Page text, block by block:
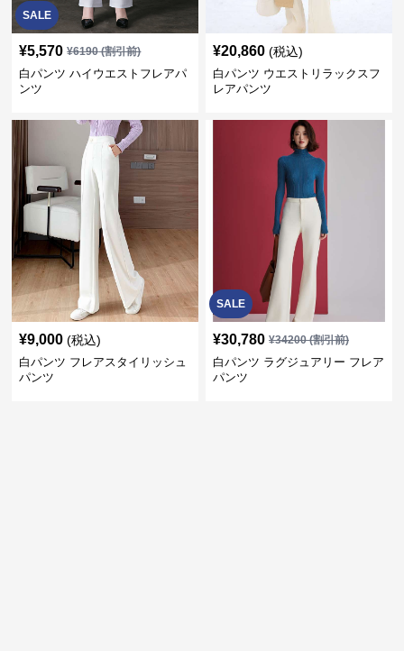
SALE
¥5,570 ¥6190(割引前)
白パンツ ハイウエストフレアパ
ンツ
¥20,860 (税込)
白パンツ ウエストリラックスフ
レアパンツ
¥9,000 (税込)
白パンツ フレアスタイリッシュ
パンツ
SALE
¥30,780 ¥34200(割引前)
白パンツ ラグジュアリー フレア
パンツ